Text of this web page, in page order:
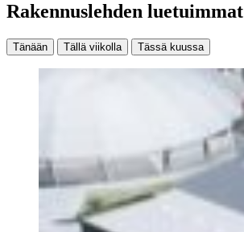
Rakennuslehden luetuimmat
Tänään Tällä viikolla Tässä kuussa